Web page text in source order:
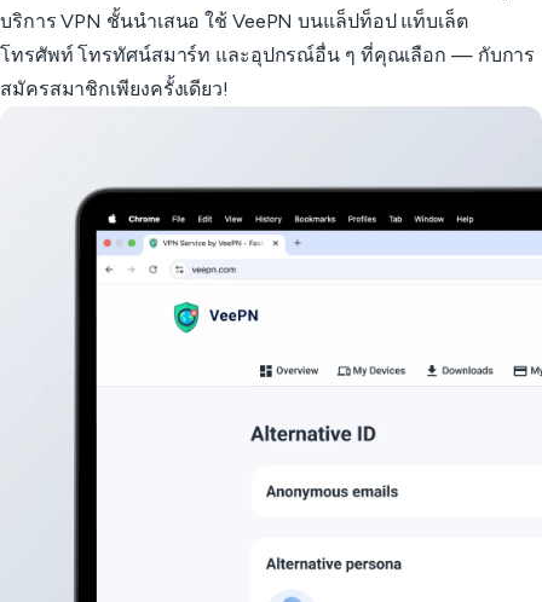
บริการ VPN ชั้นนำเสนอ ใช้ VeePN บนแล็ปท็อป แท็บเล็ต
โทรศัพท์ โทรทัศน์สมาร์ท และอุปกรณ์อื่น ๆ ที่คุณเลือก — กับการ
สมัครสมาชิกเพียงครั้งเดียว!